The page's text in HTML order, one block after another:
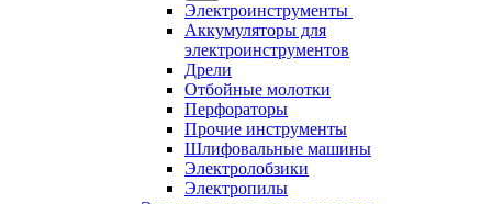
Электроинструменты
Аккумуляторы для
электроинструментов
Дрели
Отбойные молотки
Перфораторы
Прочие инструменты
Шлифовальные машины
Электролобзики
Электропилы